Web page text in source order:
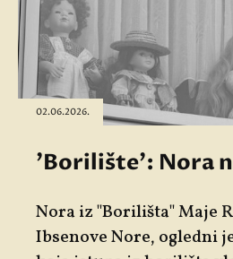
02.06.2026.
'Borilište': Nora
Nora iz "Borilišta" Maje
Ibsenove Nore, ogledni